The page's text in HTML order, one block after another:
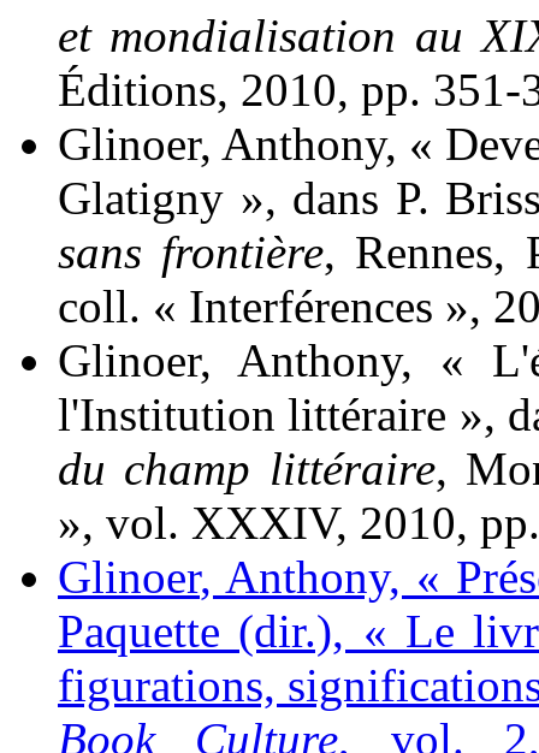
et mondialisation au
Éditions, 2010, pp. 351-
Glinoer, Anthony, «
Glatigny », dans P.
sans frontière, Rennes,
coll. « Interférences »,
Glinoer, Anthony, «
l'Institution littéraire »,
du champ littéraire,
», vol. XXXIV, 2010,
Glinoer, Anthony, «
Paquette (dir.), « Le
figurations,
Book Culture, vol. 2,